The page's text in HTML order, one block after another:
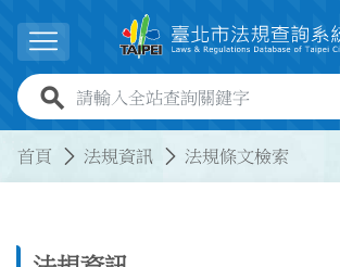
展開選單
全站查詢關鍵字欄位
首頁 法規資訊 法規條文檢索